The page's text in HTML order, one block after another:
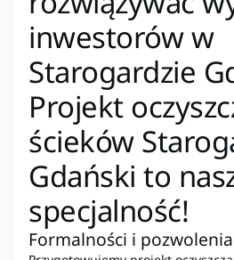
inwestorów w
Starogardzie
Projekt
ścieków
Gdański to
specjalność!
Formalności i pozwolenia